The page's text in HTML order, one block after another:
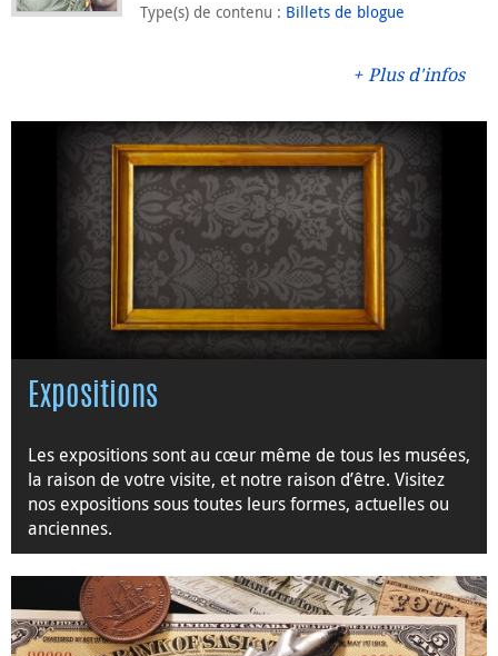
Type(s) de contenu : Billets de blogue
Plus d'infos
Expositions
Les expositions sont au cœur même de tous les musées,
la raison de votre visite, et notre raison d’être. Visitez
nos expositions sous toutes leurs formes, actuelles ou
anciennes.